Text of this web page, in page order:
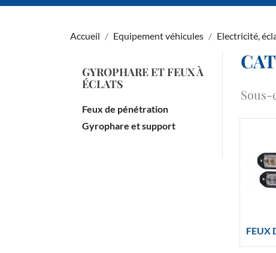
Accueil Equipement véhicules Electricité,
GYROPHARE ET FEUX À
ÉCLATS
Feux de pénétration
Gyrophare et support
Sous-
FEUX